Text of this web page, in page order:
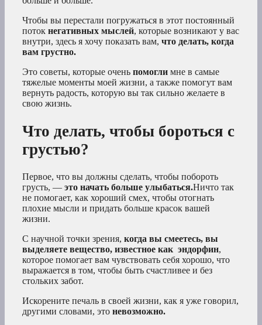
Чтобы вы перестали погружаться в этот постоянный
поток негативных мыслей, которые возникают у вас
внутри, здесь я хочу показать вам, что делать, когда
вам грустно.
Это советы, которые очень помогли мне в самые
тяжелые моменты моей жизни, а также помогут вам
вернуть радость, которую вы так сильно желаете в
свою жизнь.
Что делать, чтобы бороться с
грустью?
Первое, что вы должны сделать, чтобы побороть
грусть, — это начать больше улыбаться.Ничто так
не помогает, как хороший смех, чтобы отогнать
плохие мысли и придать больше красок вашей
жизни.
С научной точки зрения, когда вы смеетесь, вы
выделяете вещество, известное как эндорфин,
которое помогает вам чувствовать себя хорошо, что
выражается в том, чтобы быть счастливее и без
стольких забот.
Искорените печаль в своей жизни, как я уже говорил,
другими словами, это невозможно.